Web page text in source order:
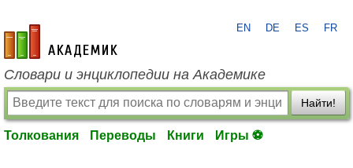
academic.ru
EN DE ES FR
Словари и энциклопедии на Академике
Найти!
Толкования Переводы Книги Игры ⚽